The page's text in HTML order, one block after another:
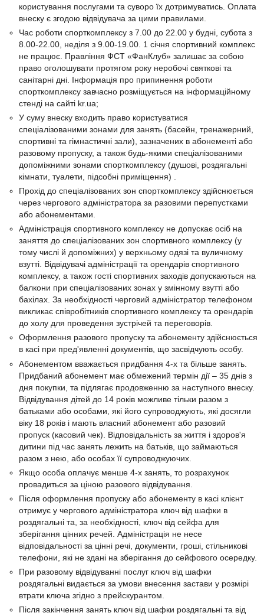
користування послугами та суворо їх дотримуватись. Оплата
внеску є згодою відвідувача за цими правилами.
Час роботи спорткомплексу з 7.00 до 22.00 у будні, субота з
8.00-22.00, неділя з 9.00-19.00. 1 січня спортивний комплекс
не працює. Правління ФСТ «ФанКлуб» залишає за собою
право оголошувати протягом року неробочі святкові та
санітарні дні. Інформація про припинення роботи
спорткомплексу завчасно розміщується на інформаційному
стенді на сайті kr.ua;
У суму внеску входить право користуватися
спеціалізованими зонами для занять (басейн, тренажерний,
спортивні та гімнастичні зали), зазначених в абонементі або
разовому пропуску, а також будь-якими спеціалізованими
допоміжними зонами спорткомплексу (душові, роздягальні
кімнати, туалети, підсобні приміщення) .
Прохід до спеціалізованих зон спорткомплексу здійснюється
через чергового адміністратора за разовими перепустками
або абонементами.
Адміністрація спортивного комплексу не допускає осіб на
заняття до спеціалізованих зон спортивного комплексу (у
тому числі й допоміжних) у верхньому одязі та вуличному
взутті. Відвідувачі адміністрації та орендарів спортивного
комплексу, а також гості спортивних заходів допускаються на
балкони при спеціалізованих зонах у змінному взутті або
бахілах. За необхідності черговий адміністратор телефоном
викликає співробітників спортивного комплексу та орендарів
до холу для проведення зустрічей та переговорів.
Оформлення разового пропуску та абонементу здійснюється
в касі при пред'явленні документів, що засвідчують особу.
Абонементом вважається придбання 4-х та більше занять.
Придбаний абонемент має обмежений термін дії – 35 днів з
дня покупки, та підлягає продовженню за наступного внеску.
Відвідування дітей до 14 років можливе тільки разом з
батьками або особами, які його супроводжують, які досягли
віку 18 років і мають власний абонемент або разовий
пропуск (касовий чек). Відповідальність за життя і здоров'я
дитини під час занять лежить на батьків, що займаються
разом з нею, або особах її супроводжуючих.
Якщо особа оплачує менше 4-х занять, то розрахунок
провадиться за ціною разового відвідування.
Після оформлення пропуску або абонементу в касі клієнт
отримує у чергового адміністратора ключ від шафки в
роздягальні та, за необхідності, ключ від сейфа для
зберігання цінних речей. Адміністрація не несе
відповідальності за цінні речі, документи, гроші, стільникові
телефони, які не здані на зберігання до сейфового осередку.
При разовому відвідуванні послуг ключ від шафки
роздягальні видається за умови внесення застави у розмірі
втрати ключа згідно з прейскурантом.
Після закінчення занять ключ від шафки роздягальні та від